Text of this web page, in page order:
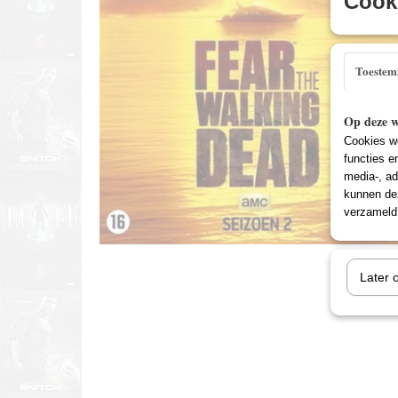
Op deze
Cookies
functies
media-,
kunnen
Later